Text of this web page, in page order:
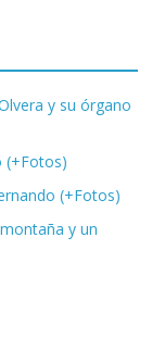
y su órgano
(+Fotos)
(+Fotos)
y un